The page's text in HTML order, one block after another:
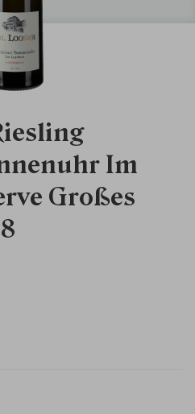
Im
Großes